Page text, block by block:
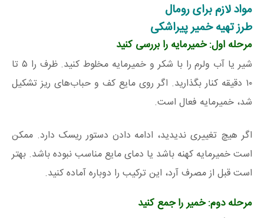
مواد لازم برای رومال
طرز تهیه خمیر پیراشکی
مرحله اول: خمیرمایه را بررسی کنید
شیر یا آب ولرم را با شکر و خمیرمایه مخلوط کنید. ظرف را ۵ تا
۱۰ دقیقه کنار بگذارید. اگر روی مایع کف و حباب‌های ریز تشکیل
شد، خمیرمایه فعال است.
اگر هیچ تغییری ندیدید، ادامه دادن دستور ریسک دارد. ممکن
است خمیرمایه کهنه باشد یا دمای مایع مناسب نبوده باشد. بهتر
است قبل از مصرف آرد، این ترکیب را دوباره آماده کنید.
مرحله دوم: خمیر را جمع کنید